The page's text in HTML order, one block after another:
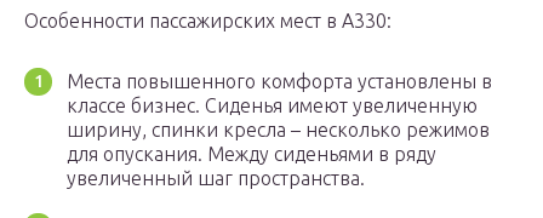
Особенности пассажирских мест в А330:
Места повышенного комфорта установлены в
классе бизнес. Сиденья имеют увеличенную
ширину, спинки кресла – несколько режимов
для опускания. Между сиденьями в ряду
увеличенный шаг пространства.